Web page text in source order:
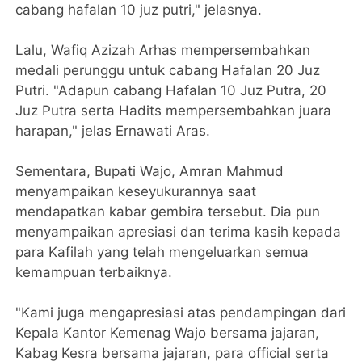
cabang hafalan 10 juz putri," jelasnya.
Lalu, Wafiq Azizah Arhas mempersembahkan
medali perunggu untuk cabang Hafalan 20 Juz
Putri. "Adapun cabang Hafalan 10 Juz Putra, 20
Juz Putra serta Hadits mempersembahkan juara
harapan," jelas Ernawati Aras.
Sementara, Bupati Wajo, Amran Mahmud
menyampaikan keseyukurannya saat
mendapatkan kabar gembira tersebut. Dia pun
menyampaikan apresiasi dan terima kasih kepada
para Kafilah yang telah mengeluarkan semua
kemampuan terbaiknya.
"Kami juga mengapresiasi atas pendampingan dari
Kepala Kantor Kemenag Wajo bersama jajaran,
Kabag Kesra bersama jajaran, para official serta